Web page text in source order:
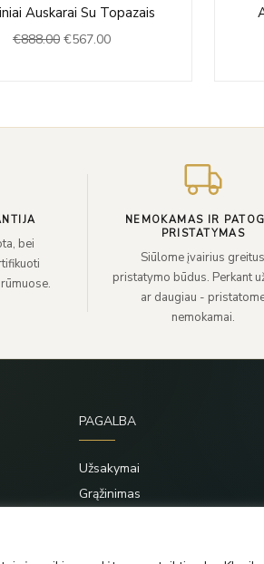
Auskarai Su Topazais
€888.00
price
was:
€567.00
price
is:
bei
NEMOKAMAS IR
PRISTATYMAS
Siūlome įvairius greitus
pristatymo būdus. Perkant
ar daugiau -
nemokamai.
PAGALBA
Užsakymai
Grąžinimas